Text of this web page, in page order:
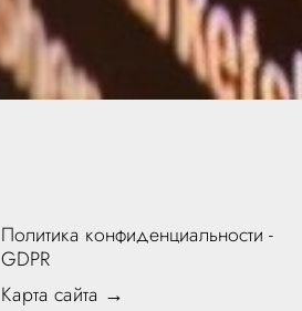
Политика конфиденциальности -
GDPR
Карта сайта →